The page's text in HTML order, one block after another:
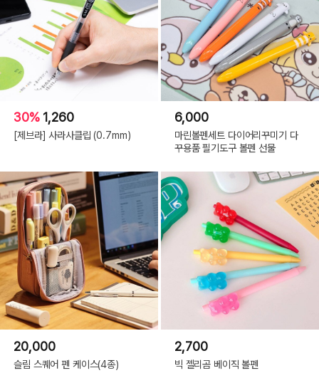
30% 1,260
[제브라] 사라사클립 (0.7mm)
6,000
마린볼펜세트 다이어리꾸미기 다
꾸용품 필기도구 볼펜 선물
20,000
슬림 스퀘어 펜 케이스(4종)
2,700
빅 젤리곰 베이직 볼펜